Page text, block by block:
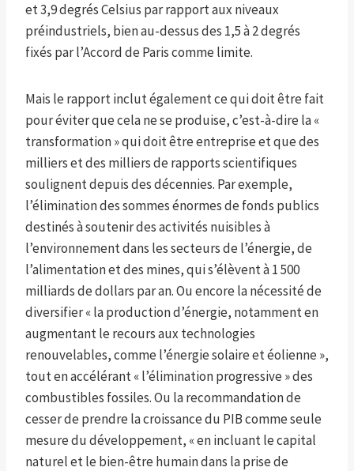
et 3,9 degrés Celsius par rapport aux niveaux
préindustriels, bien au-dessus des 1,5 à 2 degrés
fixés par l’Accord de Paris comme limite.
Mais le rapport inclut également ce qui doit être fait
pour éviter que cela ne se produise, c’est-à-dire la «
transformation » qui doit être entreprise et que des
milliers et des milliers de rapports scientifiques
soulignent depuis des décennies. Par exemple,
l’élimination des sommes énormes de fonds publics
destinés à soutenir des activités nuisibles à
l’environnement dans les secteurs de l’énergie, de
l’alimentation et des mines, qui s’élèvent à 1 500
milliards de dollars par an. Ou encore la nécessité de
diversifier « la production d’énergie, notamment en
augmentant le recours aux technologies
renouvelables, comme l’énergie solaire et éolienne »,
tout en accélérant « l’élimination progressive » des
combustibles fossiles. Ou la recommandation de
cesser de prendre la croissance du PIB comme seule
mesure du développement, « en incluant le capital
naturel et le bien-être humain dans la prise de